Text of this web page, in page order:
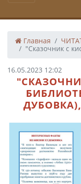
Главная
"Сказочник с
16.05.2023 12:02